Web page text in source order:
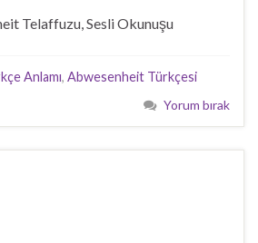
Telaffuzu, Sesli Okunuşu
Anlamı, Abwesenheit Türkçesi
Yorum bırak